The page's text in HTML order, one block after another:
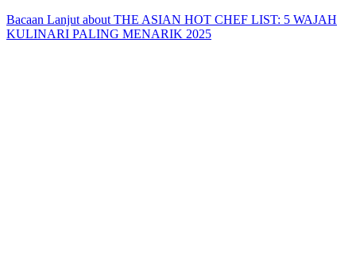
Bacaan Lanjut about THE ASIAN HOT CHEF LIST: 5 WAJAH
KULINARI PALING MENARIK 2025